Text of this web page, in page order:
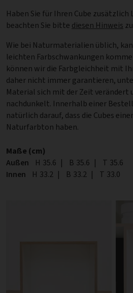
Haben Sie für Ihren Cube
beachten Sie bitte diesen Hinweis
Wie bei Naturmaterialien üblich,
leichten Farbschwankungen
können wir die Farbgleichheit mit
daher nicht immer garantieren,
Material sich mit der Zeit verändert
nachdunkelt. Innerhalb einer
natürlich darauf, dass die Cubes
Naturfarbton haben.
Maße (cm)
Außen
Höhe
H 35.6 | Breite
B 35.6 | Tiefe
T 35.6
Innen
Höhe
H 33.2 | Breite
B 33.2 | Tiefe
T 33.0